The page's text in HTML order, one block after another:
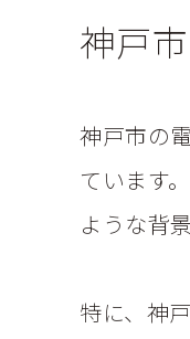
神戸
神戸市の
ています
ような背
特に、神